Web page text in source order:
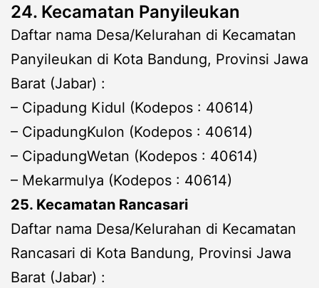
24. Kecamatan Panyileukan
Daftar nama Desa/Kelurahan di Kecamatan
Panyileukan di Kota Bandung, Provinsi Jawa
Barat (Jabar) :
– Cipadung Kidul (Kodepos : 40614)
– CipadungKulon (Kodepos : 40614)
– CipadungWetan (Kodepos : 40614)
– Mekarmulya (Kodepos : 40614)
25. Kecamatan Rancasari
Daftar nama Desa/Kelurahan di Kecamatan
Rancasari di Kota Bandung, Provinsi Jawa
Barat (Jabar) :